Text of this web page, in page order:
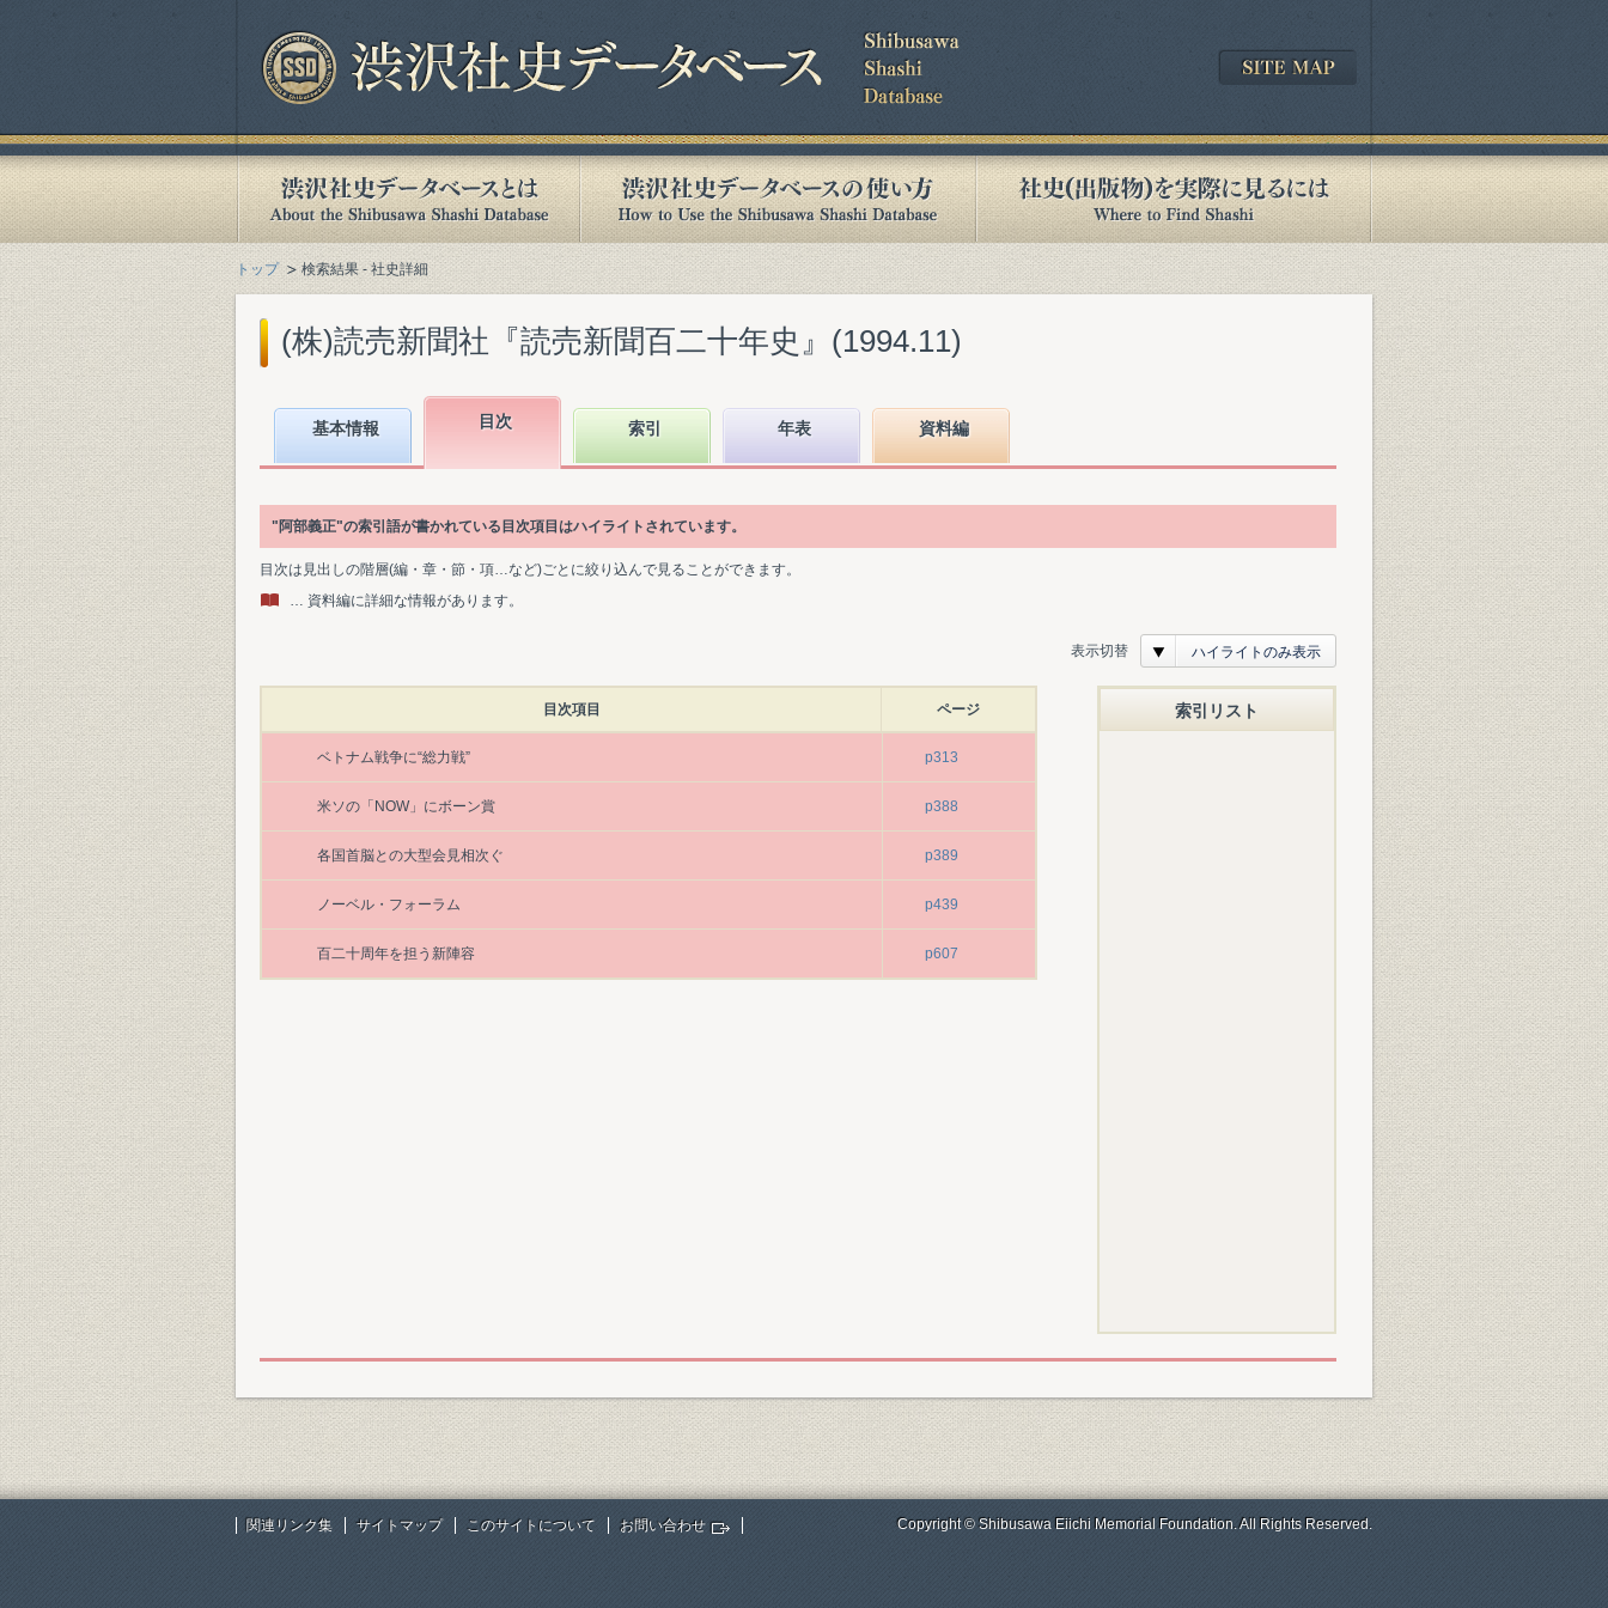
トップ 検索結果 - 社史詳細
(株)読売新聞社『読売新聞百二十年史』(1994.11)
基本情報 目次 索引 年表 資料編
"阿部義正"の索引語が書かれている目次項目はハイライトされています。
目次は見出しの階層(編・章・節・項…など)ごとに絞り込んで見ることができます。
… 資料編に詳細な情報があります。
表示切替 ハイライトのみ表示
目次項目 ページ
ベトナム戦争に“総力戦” p313
米ソの「NOW」にボーン賞 p388
各国首脳との大型会見相次ぐ p389
ノーベル・フォーラム p439
百二十周年を担う新陣容 p607
索引リスト
関連リンク集 サイトマップ このサイトについて お問い合わせ Copyright © Shibusawa Eiichi Memorial Foundation. All Rights Reserved.